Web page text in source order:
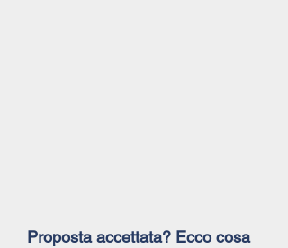
Proposta accettata? Ecco cosa